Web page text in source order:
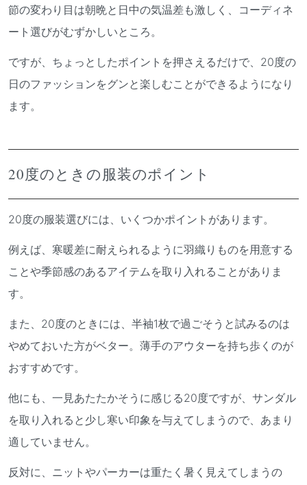
節の変わり目は朝晩と日中の気温差も激しく、コーディネ
ート選びがむずかしいところ。
ですが、ちょっとしたポイントを押さえるだけで、20度の
日のファッションをグンと楽しむことができるようになり
ます。
20度のときの服装のポイント
20度の服装選びには、いくつかポイントがあります。
例えば、寒暖差に耐えられるように羽織りものを用意する
ことや季節感のあるアイテムを取り入れることがありま
す。
また、20度のときには、半袖1枚で過ごそうと試みるのは
やめておいた方がベター。薄手のアウターを持ち歩くのが
おすすめです。
他にも、一見あたたかそうに感じる20度ですが、サンダル
を取り入れると少し寒い印象を与えてしまうので、あまり
適していません。
反対に、ニットやパーカーは重たく暑く見えてしまうの